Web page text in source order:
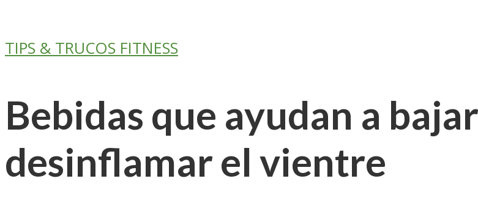
TIPS & TRUCOS FITNESS
Bebidas que ayudan a
desinflamar el vientre